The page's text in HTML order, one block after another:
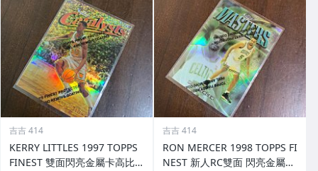
吉吉 414
KERRY LITTLES 1997 TOPPS
FINEST 雙面閃亮金屬卡高比 R
吉吉 414
RON MERCER 1998 TOPPS FI
NEST 新人RC雙面 閃亮金屬卡